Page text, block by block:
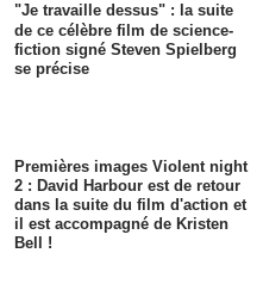
"Je travaille dessus" : la suite
de ce célèbre film de science-
fiction signé Steven Spielberg
se précise
Premières images Violent night
2 : David Harbour est de retour
dans la suite du film d'action et
il est accompagné de Kristen
Bell !